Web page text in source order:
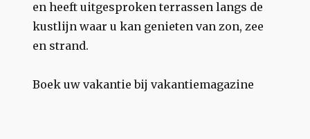
en heeft uitgesproken terrassen langs de
kustlijn waar u kan genieten van zon, zee
en strand.
Boek uw vakantie bij vakantiemagazine